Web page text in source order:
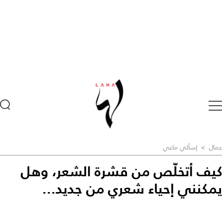
جمال > إسألي ماغي
كيف أتخلّص من قشرة الشعر، وهل
يمكنني إحياء شعري من جديد...